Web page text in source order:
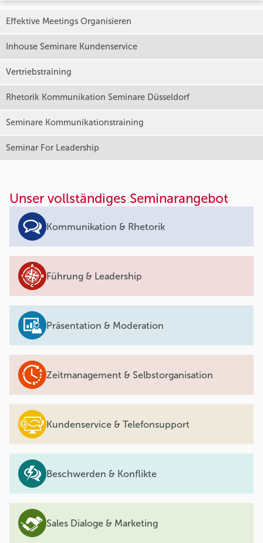
Effektive Meetings Organisieren
Inhouse Seminare Kundenservice
Vertriebstraining
Rhetorik Kommunikation Seminare Düsseldorf
Seminare Kommunikationstraining
Seminar For Leadership
Unser vollständiges Seminarangebot
Kommunikation & Rhetorik
Führung & Leadership
Präsentation & Moderation
Zeitmanagement & Selbstorganisation
Kundenservice & Telefonsupport
Beschwerden & Konflikte
Sales Dialoge & Marketing